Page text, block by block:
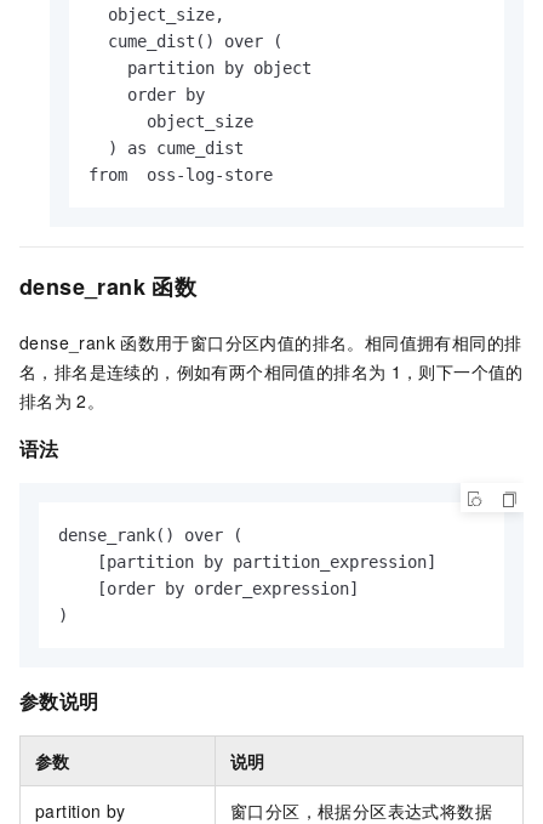
  object_size,
  cume_dist() over (
    partition by object
    order by
      object_size
  ) as cume_dist
from  oss-log-store
dense_rank 函数
dense_rank 函数用于窗口分区内值的排名。相同值拥有相同的排
名，排名是连续的，例如有两个相同值的排名为 1，则下一个值的
排名为 2。
语法
dense_rank() over (
    [partition by partition_expression]
    [order by order_expression]
)
参数说明
参数 说明
partition by
窗口分区，根据分区表达式将数据